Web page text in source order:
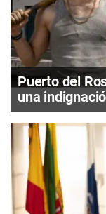
Puerto del
una